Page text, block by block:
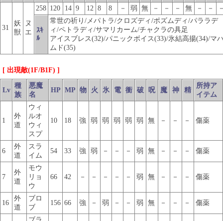
31
妖
獣
ヌ
エ
258 120 14 9 12 8 8 － 弱 無 － － － 無 － －
ｽｷ
ﾙ
常世の祈り/メパトラ/クロズディ/ポズムディ/パララデ
ィ/ペトラディ/サマリカーム/チャクラの具足
アイスブレス(32)/パニックボイス(33)/氷結高揚(34)/マ
ムド(35)
[ 出現敵(1F/B1F) ]
Lv
種
族
悪魔
名
HP MP 物 火 氷 電 衝 破 呪 魔 神 精
所持ア
イテム
1
外
道
ウィ
ルオ
ウィ
スプ
10 18 強 弱 弱 弱 弱 弱 無 － － － 傷薬
6
外
道
スラ
イム
54 33 強 弱 － － － 弱 無 － － － 傷薬
7
外
道
モウ
リョ
ウ
66 42 － － － － － 弱 無 － － － 傷薬
16
外
道
ブロ
ブ
156 66 強 － 弱 － － 弱 無 － － － 傷薬